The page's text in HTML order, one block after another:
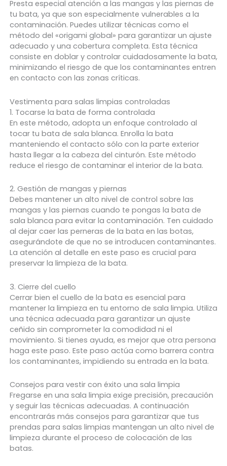
Presta especial atención a las mangas y las piernas de
tu bata, ya que son especialmente vulnerables a la
contaminación. Puedes utilizar técnicas como el
método del «origami global» para garantizar un ajuste
adecuado y una cobertura completa. Esta técnica
consiste en doblar y controlar cuidadosamente la bata,
minimizando el riesgo de que los contaminantes entren
en contacto con las zonas críticas.
Vestimenta para salas limpias controladas
1. Tocarse la bata de forma controlada
En este método, adopta un enfoque controlado al
tocar tu bata de sala blanca. Enrolla la bata
manteniendo el contacto sólo con la parte exterior
hasta llegar a la cabeza del cinturón. Este método
reduce el riesgo de contaminar el interior de la bata.
2. Gestión de mangas y piernas
Debes mantener un alto nivel de control sobre las
mangas y las piernas cuando te pongas la bata de
sala blanca para evitar la contaminación. Ten cuidado
al dejar caer las perneras de la bata en las botas,
asegurándote de que no se introducen contaminantes.
La atención al detalle en este paso es crucial para
preservar la limpieza de la bata.
3. Cierre del cuello
Cerrar bien el cuello de la bata es esencial para
mantener la limpieza en tu entorno de sala limpia. Utiliza
una técnica adecuada para garantizar un ajuste
ceñido sin comprometer la comodidad ni el
movimiento. Si tienes ayuda, es mejor que otra persona
haga este paso. Este paso actúa como barrera contra
los contaminantes, impidiendo su entrada en la bata.
Consejos para vestir con éxito una sala limpia
Fregarse en una sala limpia exige precisión, precaución
y seguir las técnicas adecuadas. A continuación
encontrarás más consejos para garantizar que tus
prendas para salas limpias mantengan un alto nivel de
limpieza durante el proceso de colocación de las
batas.